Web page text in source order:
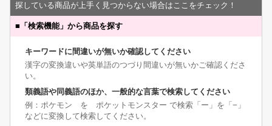
探している商品が上手く見つからない場合はここをチェック！
■ 「検索機能」から商品を探す
キーワードに間違いが無いか確認してください
漢字の変換違いや英単語のつづり間違いが無いかご確認くださ
い。
類義語や同義語のほか、一般的な言葉で検索してください
例：ポケモン を ポケットモンスター で検索「ー」を「−」
などに変換して検索してください。